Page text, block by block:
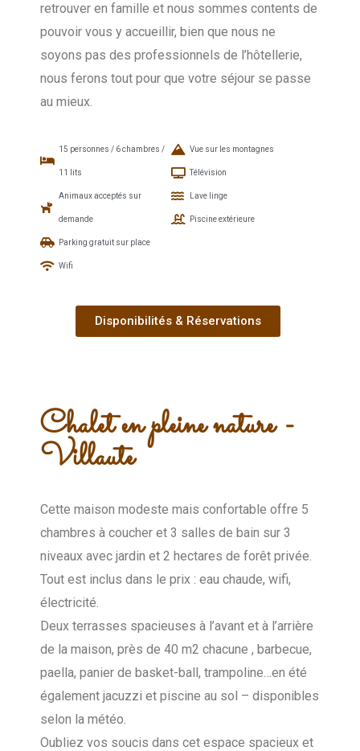
retrouver en famille et nous sommes contents de
pouvoir vous y accueillir, bien que nous ne
soyons pas des professionnels de l’hôtellerie,
nous ferons tout pour que votre séjour se passe
au mieux.
15 personnes / 6 chambres /
11 lits
Animaux acceptés sur
demande
Parking gratuit sur place
Wifi
Vue sur les montagnes
Télévision
Lave linge
Piscine extérieure
Disponibilités & Réservations
Chalet en pleine nature -
Villaute
Cette maison modeste mais confortable offre 5
chambres à coucher et 3 salles de bain sur 3
niveaux avec jardin et 2 hectares de forêt privée.
Tout est inclus dans le prix : eau chaude, wifi,
électricité.
Deux terrasses spacieuses à l’avant et à l’arrière
de la maison, près de 40 m2 chacune , barbecue,
paella, panier de basket-ball, trampoline…en été
également jacuzzi et piscine au sol – disponibles
selon la météo.
Oubliez vos soucis dans cet espace spacieux et